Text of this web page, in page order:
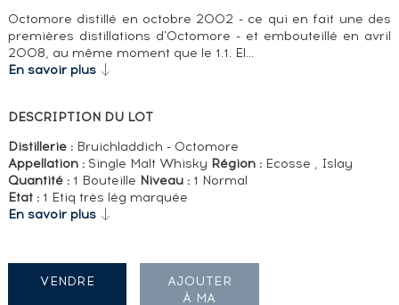
Octomore distillé en octobre 2002 - ce qui en fait une des
premières distillations d'Octomore - et embouteillé en avril
2008, au même moment que le 1.1. El…
En savoir plus
DESCRIPTION DU LOT
Distillerie :Bruichladdich - Octomore
Appellation :Single Malt Whisky Région : Ecosse , Islay
Quantité :1 Bouteille Niveau :1 Normal
Etat :1 Etiq très lég marquée
En savoir plus
VENDRE
AJOUTER
À MA